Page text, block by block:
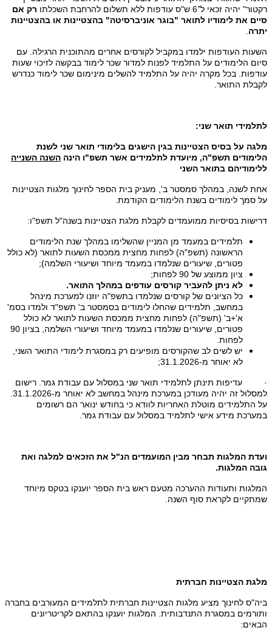
רקטור" יהיה זכאי ל־6 ש"ס עודפות ללא תשלום להרחבת השכלתו
רק אם
סיים את לימודיו לתואר "בוגר אוניברסיטה" בהצטיינות או בהצטיינות
יתרה
השעות העודפות ילמדו במקביל לקורסים אחרים מהתוכנית הרגילה. עם
סיום הלימודים על התלמיד לפנות למדור שכר לימוד בבקשה לזיכוי שעות
עודפות. בכל מקרה יהיה על התלמיד להשלים מינימום שכר לימוד כנדרש
לקבלת התואר.
לתלמידי תואר שני:
מלגה על בסיס הצטיינות בגין הישגים בלימודי תואר שני לשנת
הלימודים תשפ"ה, מיועדת לתלמידים אשר תשפ"ו הינה השנה השנייה
ללימודיהם בתואר השני
אחת לשנה, במהלך סמסטר ב', מעניק בית הספר לחינוך מלגות הצטיינות
על סמך לימודים בשנת הלימודים הקודמת.
דרישות בסיסיות ממועמדים לקבלת מלגת הצטיינות בשנה"ל תשפ"ו:
תלמידים במעמד מן המניין שהשלימו במהלך שנת הלימודים
הראשונה (תשפ"ה) לפחות מחצית ממכסת השעות לתואר (לא כולל
פטורים, שיעורים שנלמדו במעמד מיוחד ושיעורי השלמה);
ציון ממוצע של 90 לפחות;
לא ניתן להעביר קורסים עודפים במהלך התואר.
כל הציונים של קורסים שנלמדו בתשפ"ה יוזנו למערכת מינהל
במחשב, תלמידים שהחלו לימודים בסמסטר ב' תשפ"ד ולמדו בסמ'
א'+ב' (תשפ"ה) לפחות מחצית ממכסת השעות לתואר לא כולל
פטורים, שיעורים שנלמדו במעמד מיוחד ושיעורי השלמה, בציון 90
לפחות.
יש לשים לב שהקורסים מופיעים רק במסגרת לימודי התואר השני,
לא יאוחר מ-31.1.2026;
· עדיפות תינתן לתלמידי תואר שני במסלול עם עבודת גמר. רישום
על התלמידים מוטלת האחריות לוודא כי בחודש ינואר הם רשומים
במערכת מידע אישי לתלמיד במסלול עם עבודת גמר.
ועדת המלגות תבחר מבין המועמדים הנ"ל את הזכאים למלגה ואת
גובה המלגות.
המלגות ותעודות ההערכה מטעם ראש בית הספר יוענקו בטקס מיוחד
שמתקיים לקראת סוף השנה.
מלגת הצטיינות חברתית
ביה"ס לחינוך מציע מלגות הצטיינות חברתית לתלמידים המעורבים בחברה
ותורמים במסגרת התנדבותית. המלגות יוענקו בהתאם לקריטריונים
הבאים: